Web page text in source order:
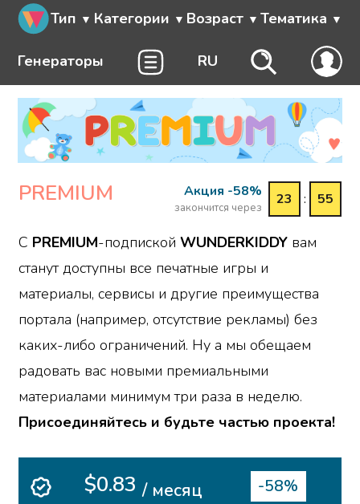
Тип Категории Возраст Тематика
Генераторы RU
PREMIUM Акция -58%
закончится через
23 : 55
С PREMIUM-подпиской WUNDERKIDDY вам
станут доступны все печатные игры и
материалы, сервисы и другие преимущества
портала (например, отсутствие рекламы) без
каких-либо ограничений. Ну а мы обещаем
радовать вас новыми премиальными
материалами минимум три раза в неделю.
Присоединяйтесь и будьте частью проекта!
$0.83 / месяц -58%